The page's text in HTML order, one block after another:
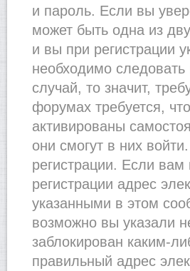
и пароль. Если вы
может быть одна из
и вы при регистрации
необходимо
случай, то значит,
форумах требуется,
активированы
они смогут в них
регистрации. Если
регистрации адрес
указанными в этом
возможно вы указали
заблокирован каким-
правильный адрес